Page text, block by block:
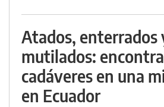
Atados, enterrados
mutilados:
cadáveres en una
en Ecuador